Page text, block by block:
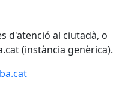
d'atenció al ciutadà, o
(instància genèrica).